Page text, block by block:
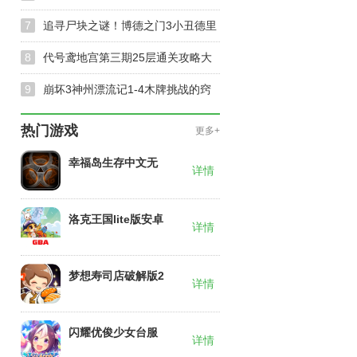
与奖励获取窍门
7 追寻尸块之谜！博德之门3小丑德里
波斯尸块位置及快速收集方法揭秘
8 代号鸢地宫第三期25层通关攻略大
公开-第三期25层通关阵容推荐
9 崩坏3神州漂流记1-4木牌挑战的窍
门-神州漂流记1-4木牌挑战速通指南
更多+
热门游戏
幸福岛生存中文无
详情
洛克王国lite版安卓
详情
梦想寿司店破解版2
详情
闪耀优俊少女台服
详情